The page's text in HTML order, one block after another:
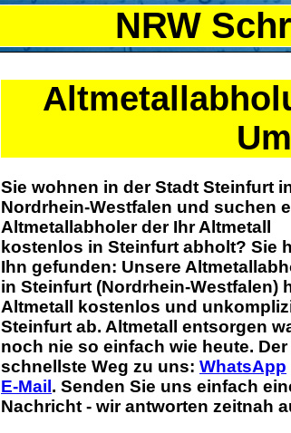
NRW
Sie wohnen in der Stadt Steinfurt
Nordrhein-Westfalen und suchen
Altmetallabholer der Ihr Altmetall
kostenlos in Steinfurt abholt? Sie
Ihn gefunden: Unsere
in Steinfurt (Nordrhein-Westfalen)
Altmetall kostenlos und
Steinfurt ab. Altmetall entsorgen
noch nie so einfach wie heute. Der
schnellste Weg zu uns: WhatsApp
E-Mail . Senden Sie uns einfach
Nachricht - wir antworten zeitnah